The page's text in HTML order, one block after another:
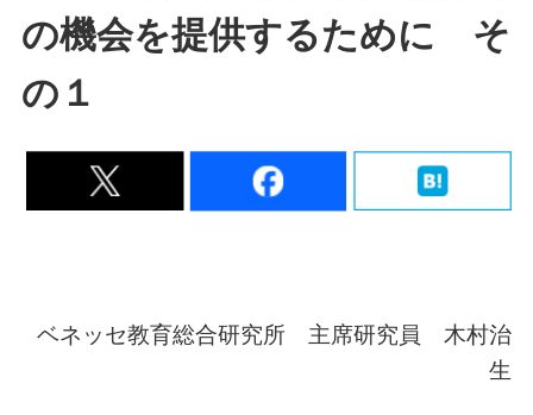
の機会を提供するために そ
の１
ベネッセ教育総合研究所 主席研究員 木村治
生